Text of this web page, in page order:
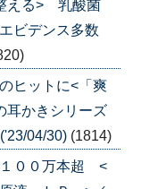
える> 乳酸菌
ビデンス多数
ヒットに<「爽
耳かきシリーズ
04/30) (1814)
１００万本超 <